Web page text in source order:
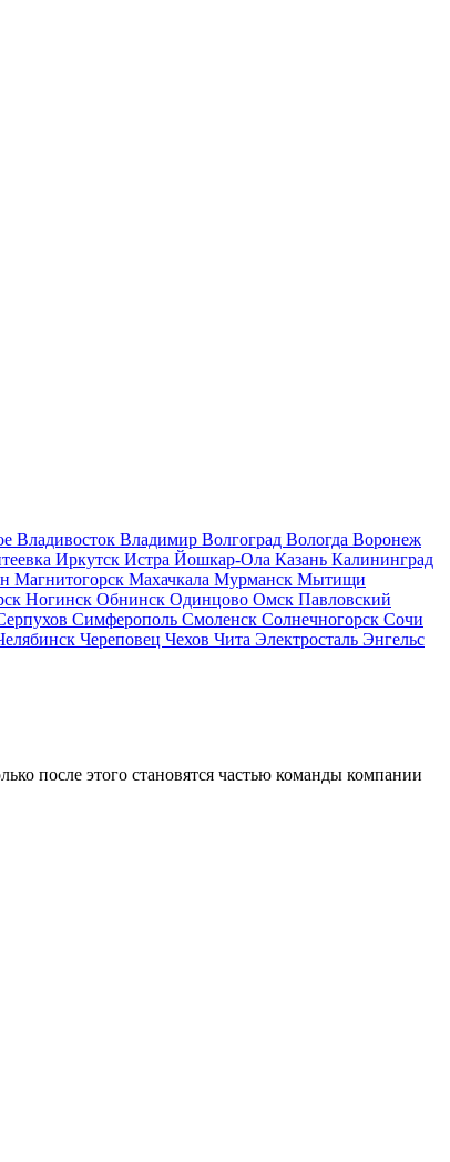
Владивосток Владимир Волгоград Вологда Воронеж
Иркутск Истра Йошкар-Ола Казань Калининград
Магнитогорск Махачкала Мурманск Мытищи
Ногинск Обнинск Одинцово Омск Павловский
Симферополь Смоленск Солнечногорск Сочи
Череповец Чехов Чита Электросталь Энгельс
после этого становятся частью команды компании